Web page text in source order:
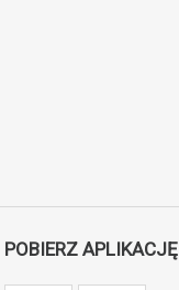
POBIERZ APLIKACJĘ